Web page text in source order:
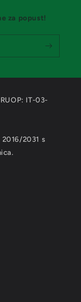
za popust!
IT-03-
2016/2031 s